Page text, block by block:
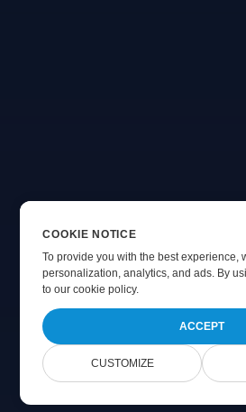
COOKIE NOTICE
To provide you with the best experience,
personalization, analytics, and ads. By
toour cookie policy.
ACCEPT
CUSTOMIZE